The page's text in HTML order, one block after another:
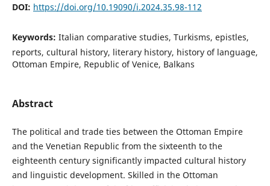
DOI: https://doi.org/10.19090/i.2024.35.98-112
Keywords: Italian comparative studies, Turkisms, epistles,
reports, cultural history, literary history, history of language,
Ottoman Empire, Republic of Venice, Balkans
Abstract
The political and trade ties between the Ottoman Empire
and the Venetian Republic from the sixteenth to the
eighteenth century significantly impacted cultural history
and linguistic development. Skilled in the Ottoman